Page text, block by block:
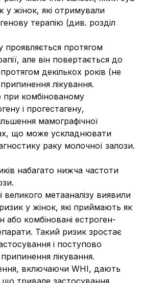
у жінок, які отримували
терапію (див. розділ
проявляється протягом
але він повертається до
декількох років (не
лікування.
комбінованому
і прогестагену,
мамографічної
що може ускладнювати
раку молочної залози.
набагато нижча частоти
великого метааналізу виявили
у жінок, які приймають як
або комбіновані естроген-
Такий ризик зростає
і поступово
лікування.
включаючи WHI, дають
тривале застосування